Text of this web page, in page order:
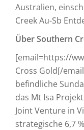
Australien,
Creek Au-Sb
Über Southern
[email=https://
Cross Gold[/
befindliche
das Mt Isa
Joint Venture in
strategische 6,7